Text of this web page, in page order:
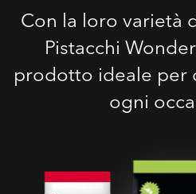
Con la loro varietà
Pistacchi
prodotto ideale per
ogni
Pistacchi